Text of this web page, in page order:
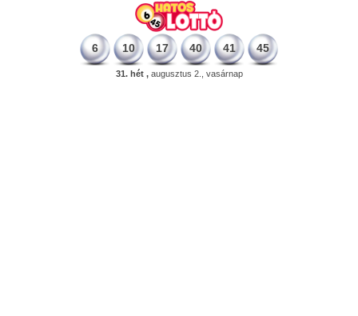
6 10 17 40 41 45
31. hét ,augusztus 2., vasárnap